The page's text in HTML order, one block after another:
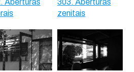
Aberturas
303. Aberturas
zenitais